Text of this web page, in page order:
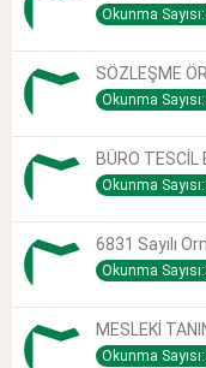
Okunma
SÖZLEŞME
Okunma
BÜRO
Okunma
6831 Sayılı
Okunma
MESLEKİ
Okunma